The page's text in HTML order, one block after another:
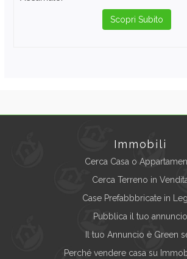
Scopri Subito
Immobili
Cerca Casa o
Cerca Terreno in
Case Prefabbbricate in
Pubblica il tuo annuncio
Il tuo Annuncio è Green
Perché vendere casa su